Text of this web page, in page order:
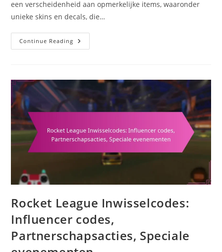
een verscheidenheid aan opmerkelijke items, waaronder
unieke skins en decals, die…
Continue Reading Rocket
Pass
Opmerkelijke
Items,
Voorkeuren
Van
Spelers
Rocket League Inwisselcodes:
Influencer codes,
Partnerschapsacties, Speciale